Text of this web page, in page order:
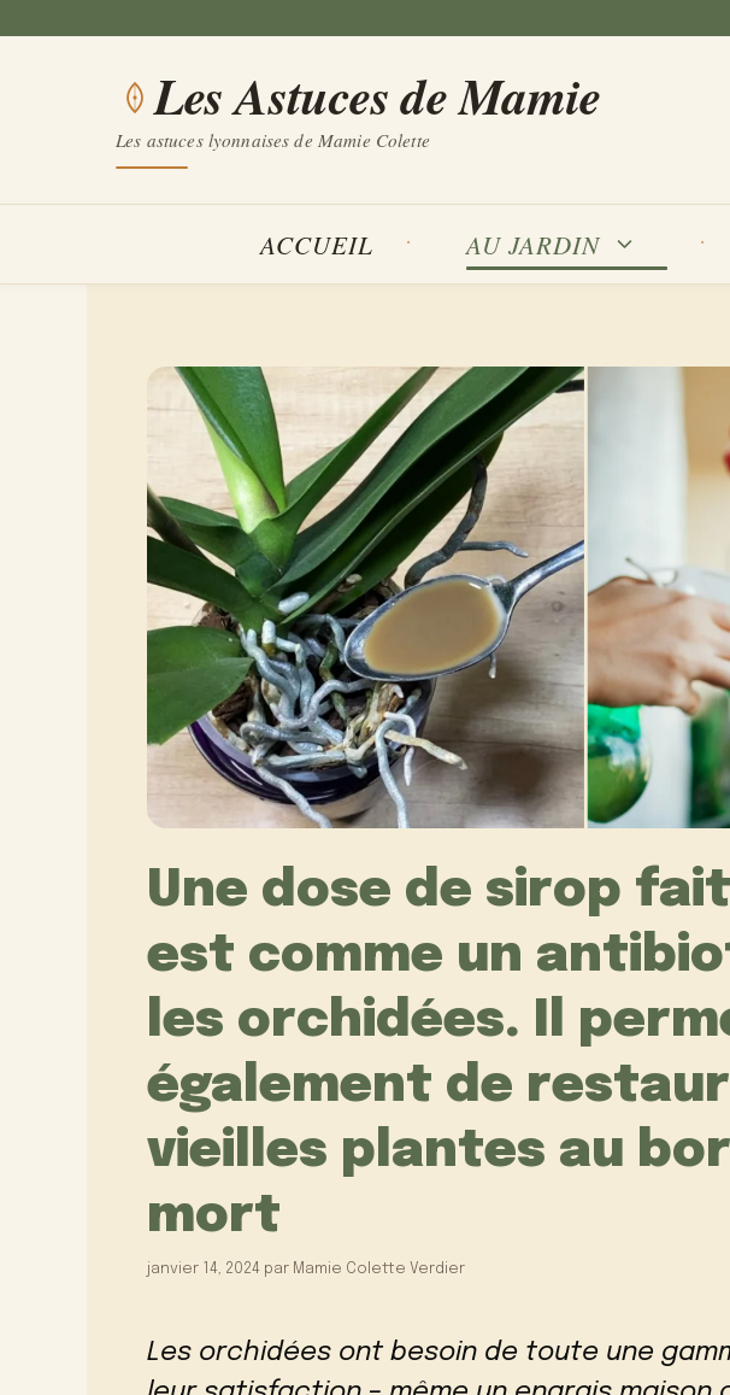
Les Astuces de Mamie
Les astuces lyonnaises de Mamie Colette
ACCUEIL AU JARDIN
Une dose de sirop
est comme un
les orchidées. Il
également de
vieilles plantes au
mort
janvier 14, 2024 par Mamie Colette Verdier
Les orchidées ont besoin de toute une